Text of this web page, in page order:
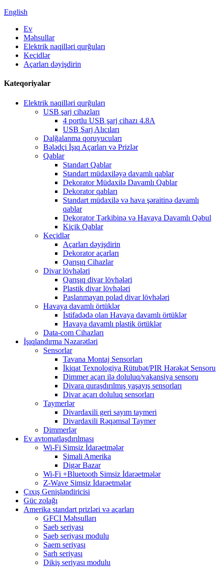
English
Ev
Məhsullar
Elektrik naqilləri qurğuları
Keçidlər
Açarları dəyişdirin
Kateqoriyalar
Elektrik naqilləri qurğuları
USB şarj cihazları
4 portlu USB şarj cihazı 4.8A
USB Şarj Alıcıları
Dalğalanma qoruyucuları
Bələdçi İşıq Açarları və Prizlər
Qablar
Standart Qablar
Standart müdaxiləyə davamlı qablar
Dekorator Müdaxilə Davamlı Qablar
Dekorator qabları
Standart müdaxilə və hava şəraitinə davamlı
qablar
Dekorator Tərkibinə və Havaya Davamlı Qəbul
Kiçik Qablar
Keçidlər
Açarları dəyişdirin
Dekorator açarları
Qarışıq Cihazlar
Divar lövhələri
Qarışıq divar lövhələri
Plastik divar lövhələri
Paslanmayan polad divar lövhələri
Havaya davamlı örtüklər
İstifadədə olan Havaya davamlı örtüklər
Havaya davamlı plastik örtüklər
Data-com Cihazları
İşıqlandırma Nəzarətləri
Sensorlar
Tavana Montaj Sensorları
İkiqat Texnologiya Rütubət/PIR Hərəkət Sensoru
Dimmer açarı ilə doluluq/vakansiya sensoru
Divara quraşdırılmış yaşayış sensorları
Divar açarı doluluq sensorları
Taymerlər
Divardaxili geri sayım taymeri
Divardaxili Rəqəmsal Taymer
Dimmerlər
Ev avtomatlaşdırılması
Wi-Fi Simsiz İdarəetmələr
Şimali Amerika
Digər Bazar
Wi-Fi +Bluetooth Simsiz İdarəetmələr
Z-Wave Simsiz İdarəetmələr
Çıxış Genişləndiricisi
Güc zolağı
Amerika standart prizləri və açarları
GFCI Məhsulları
Saeb seriyası
Saeb seriyası modulu
Saem seriyası
Sarh seriyası
Dikiş seriyası modulu